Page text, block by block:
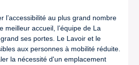
l’accessibilité au plus grand nombre
meilleur accueil, l’équipe de La
ses portes. Le Lavoir et le
aux personnes à mobilité réduite.
la nécessité d'un emplacement